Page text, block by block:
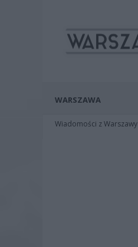
WARSZAWA
Wiadomości z Warszawy